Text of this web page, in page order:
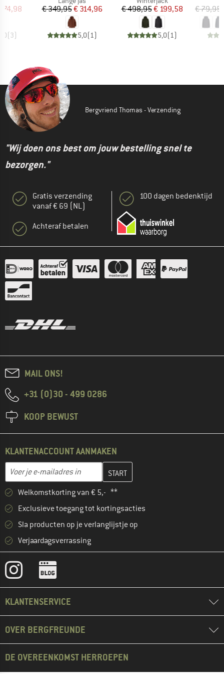
prijs
(3)
Prijs
€ 349,95Verlaagde prijs
€ 314,96
5,0(1)
Prijs
€ 498,95Verlaagde prijs
€ 199,58
5,0(1)
€ 79,95
Bergvriend Thomas - Verzending
"Wij doen ons best om jouw bestelling snel te
bezorgen."
Gratis verzending
vanaf € 69 (NL)
Achteraf betalen
100 dagen bedenktijd
MAIL ONS!
+31 (0)30 - 499 0286
KOOP BEWUST
KLANTENACCOUNT AANMAKEN
E-mailadres
Vul je e-mailadres hier in en maak in de volgende stap je
Welkomstkorting van € 5,- **
Exclusieve toegang tot kortingsacties
Sla producten op je verlanglijstje op
Verjaardagsverrassing
KLANTENSERVICE
OVER BERGFREUNDE
DE OVEREENKOMST HERROEPEN